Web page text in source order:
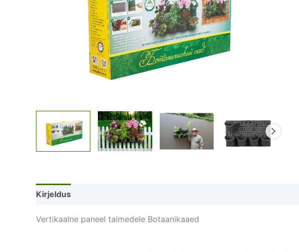
Kirjeldus
Vertikaalne paneel taimedele Botaanikaaed